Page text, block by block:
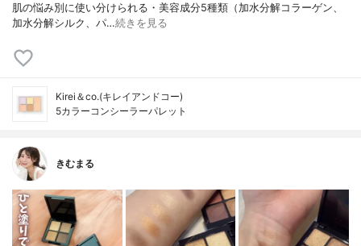
肌の悩み別に使い分けられる・美容成分5種類（加水分解コラーゲン、
加水分解シルク、パ…続きを見る
Kirei＆co.(キレイアンドコー)
5カラーコンシーラーパレット
きむまる